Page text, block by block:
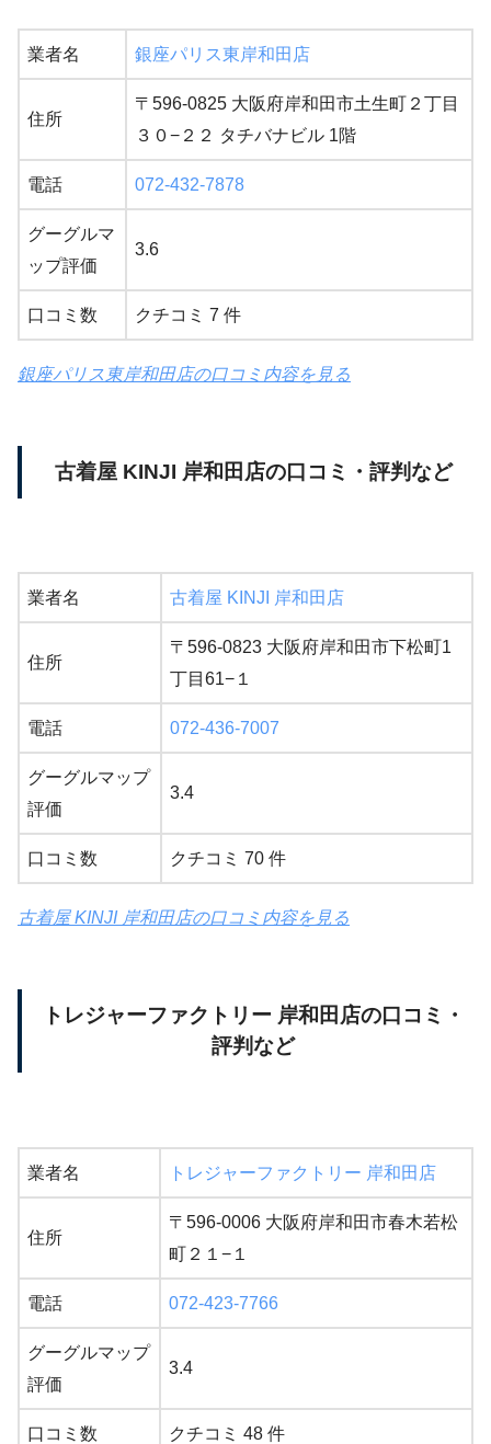
業者名 銀座パリス東岸和田店
住所
〒596-0825 大阪府岸和田市土生町２丁目
３０−２２ タチバナビル 1階
電話 072-432-7878
グーグルマ
ップ評価
3.6
口コミ数 クチコミ 7 件
銀座パリス東岸和田店の口コミ内容を見る
古着屋 KINJI 岸和田店の口コミ・評判など
業者名 古着屋 KINJI 岸和田店
住所
〒596-0823 大阪府岸和田市下松町1
丁目61−１
電話 072-436-7007
グーグルマップ
評価
3.4
口コミ数 クチコミ 70 件
古着屋 KINJI 岸和田店の口コミ内容を見る
トレジャーファクトリー 岸和田店の口コミ・
評判など
業者名 トレジャーファクトリー 岸和田店
住所
〒596-0006 大阪府岸和田市春木若松
町２１−１
電話 072-423-7766
グーグルマップ
評価
3.4
口コミ数 クチコミ 48 件